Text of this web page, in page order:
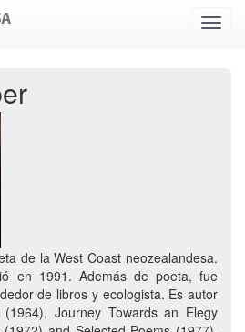
Menú
de la West Coast neozealandesa.
en 1991. Además de poeta, fue
de libros y ecologista. Es autor
Journey Towards an Elegy